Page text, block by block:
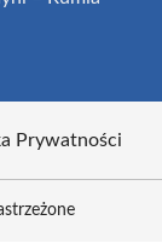
Prywatności